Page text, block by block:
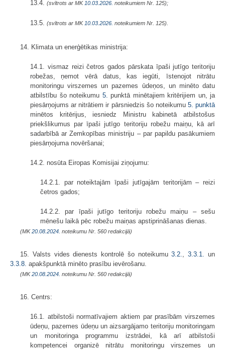
13.4. (svītrots ar MK 10.03.2026. noteikumiem Nr. 125);
13.5. (svītrots ar MK 10.03.2026. noteikumiem Nr. 125).
14. Klimata un enerģētikas ministrija:
14.1. vismaz reizi četros gados pārskata īpaši jutīgo teritoriju
robežas, ņemot vērā datus, kas iegūti, īstenojot nitrātu
monitoringu virszemes un pazemes ūdeņos, un minēto datu
atbilstību šo noteikumu 5. punktā minētajiem kritērijiem un, ja
piesārņojums ar nitrātiem ir pārsniedzis šo noteikumu 5. punktā
minētos kritērijus, iesniedz Ministru kabinetā atbilstošus
priekšlikumus par īpaši jutīgo teritoriju robežu maiņu, kā arī
sadarbībā ar Zemkopības ministriju – par papildu pasākumiem
piesārņojuma novēršanai;
14.2. nosūta Eiropas Komisijai ziņojumu:
14.2.1. par noteiktajām īpaši jutīgajām teritorijām – reizi
četros gados;
14.2.2. par īpaši jutīgo teritoriju robežu maiņu – sešu
mēnešu laikā pēc robežu maiņas apstiprināšanas dienas.
(MK20.08.2024. noteikumu Nr. 560 redakcijā)
15. Valsts vides dienests kontrolē šo noteikumu3.2. ,3.3.1.
un
3.3.8. apakšpunktā minēto prasību ievērošanu.
(MK20.08.2024. noteikumu Nr. 560 redakcijā)
16. Centrs:
16.1. atbilstoši normatīvajiem aktiem par prasībām virszemes
ūdeņu, pazemes ūdeņu un aizsargājamo teritoriju monitoringam
un monitoringa programmu izstrādei, kā arī atbilstoši
kompetencei organizē nitrātu monitoringu virszemes un